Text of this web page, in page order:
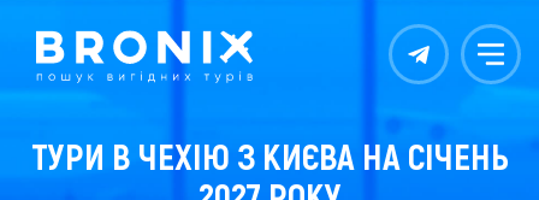
Контакты Меню
ТУРИ В ЧЕХІЮ З КИЄВА НА СІЧЕНЬ